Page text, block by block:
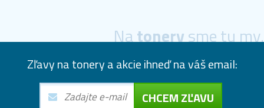
Natonerysme tu my.
Zľavy na tonery a akcie ihneď na váš email:
CHCEM ZĽAVU